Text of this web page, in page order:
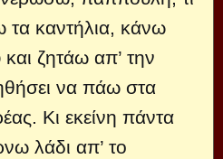
καντήλια, κάνω
ζητάω απ’ την
να πάω στα
Κι εκείνη πάντα
λάδι απ’ το